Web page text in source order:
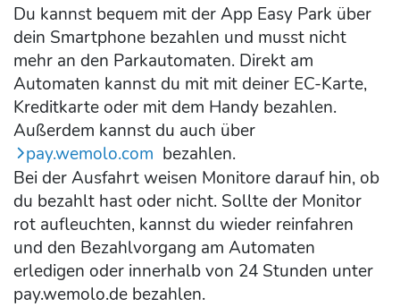
Du kannst bequem mit der App Easy Park über
dein Smartphone bezahlen und musst nicht
mehr an den Parkautomaten. Direkt am
Automaten kannst du mit mit deiner EC-Karte,
Kreditkarte oder mit dem Handy bezahlen.
Außerdem kannst du auch über
pay.wemolo.com bezahlen.
Bei der Ausfahrt weisen Monitore darauf hin, ob
du bezahlt hast oder nicht. Sollte der Monitor
rot aufleuchten, kannst du wieder reinfahren
und den Bezahlvorgang am Automaten
erledigen oder innerhalb von 24 Stunden unter
pay.wemolo.de bezahlen.